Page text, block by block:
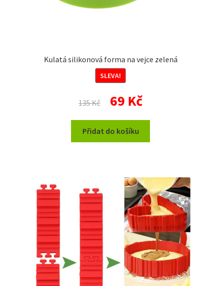
Kulatá silikonová forma na vejce zelená
SLEVA!
135Kč
Původní
cena
byla:
135 Kč.
69 KčAktuální
cena
je:
Přidat do košíku